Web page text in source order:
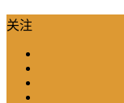
关注